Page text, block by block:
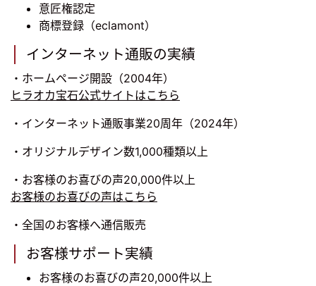
意匠権認定
商標登録（eclamont）
インターネット通販の実績
・ホームページ開設（2004年）
ヒラオカ宝石公式サイトはこちら
・インターネット通販事業20周年（2024年）
・オリジナルデザイン数1,000種類以上
・お客様のお喜びの声20,000件以上
お客様のお喜びの声はこちら
・全国のお客様へ通信販売
お客様サポート実績
お客様のお喜びの声20,000件以上